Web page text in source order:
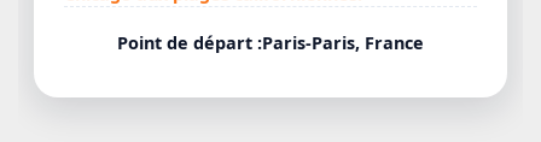
Point de départ :Paris-Paris, France